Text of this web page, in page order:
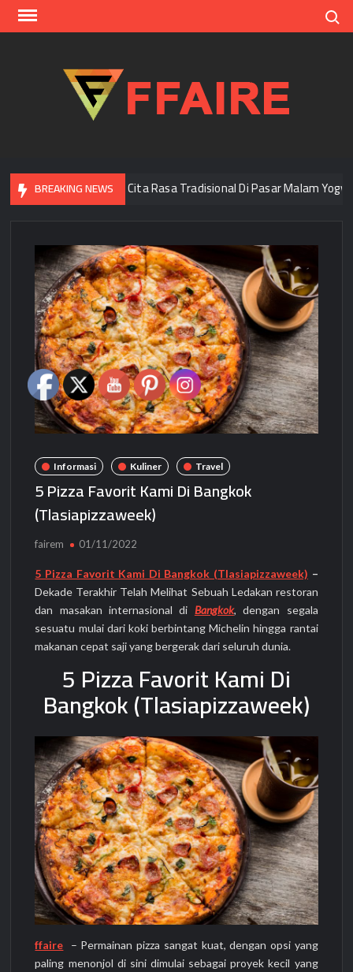
Skip
BREAKING NEWS
Menjelajah Cita Rasa Tradisional Di Pasar Malam Yogyakarta
Informasi Kuliner Travel
5 Pizza Favorit Kami Di Bangkok
(Tlasiapizzaweek)
fairem 01/11/2022
5 Pizza Favorit Kami Di Bangkok (Tlasiapizzaweek) –
Dekade Terakhir Telah Melihat Sebuah Ledakan restoran
dan masakan internasional di Bangkok, dengan segala
sesuatu mulai dari koki berbintang Michelin hingga rantai
makanan cepat saji yang bergerak dari seluruh dunia.
5 Pizza Favorit Kami Di
Bangkok (Tlasiapizzaweek)
ffaire – Permainan pizza sangat kuat, dengan opsi yang
paling menonjol di sini dimulai sebagai proyek kecil yang